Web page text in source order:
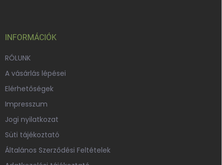
INFORMÁCIÓK
RÓLUNK
A vásárlás lépései
Elérhetőségek
Impresszum
Jogi nyilatkozat
Süti tájékoztató
Általános Szerződési Feltételek